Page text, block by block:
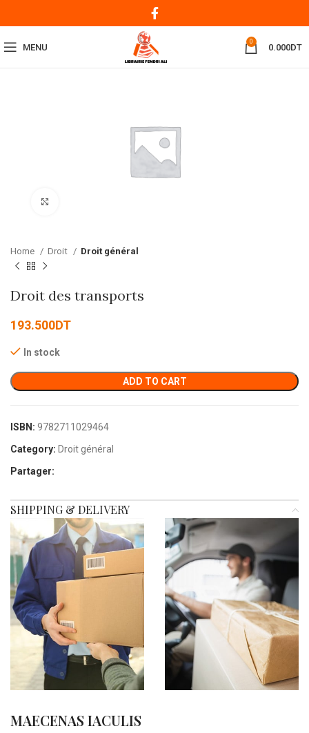
MENU
0
0.000DT
Home Droit Droit général
Droit des transports
193.500DT
In stock
ADD TO CART
ISBN: 9782711029464
Category: Droit général
Partager:
SHIPPING & DELIVERY
MAECENAS IACULIS